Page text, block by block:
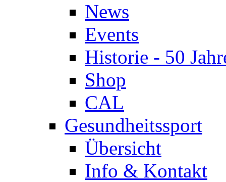
News
Events
Historie - 50
Shop
CAL
Gesundheitssport
Übersicht
Info & Kontakt